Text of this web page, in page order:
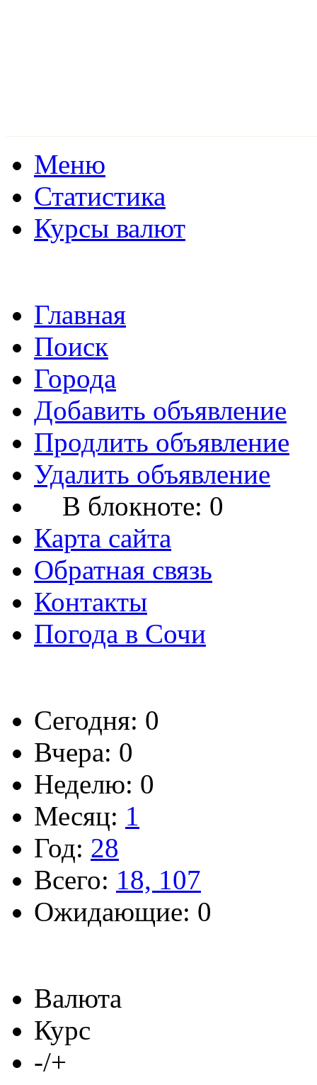
Меню
Статистика
Курсы валют
Главная
Поиск
Города
Добавить объявление
Продлить объявление
Удалить объявление
В блокноте: 0
Карта сайта
Обратная связь
Контакты
Погода в Сочи
Сегодня: 0
Вчера: 0
Неделю: 0
Месяц: 1
Год: 28
Всего: 18, 107
Ожидающие: 0
Валюта
Курс
-/+